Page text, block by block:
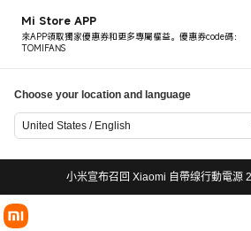
Mi Store APP
來APP領取獨家優惠券和更多專屬權益。優惠券code碼：
TOMIFANS
Choose your location and language
United States / English
小米宣布召回 Xiaomi 自帶缐行動電源